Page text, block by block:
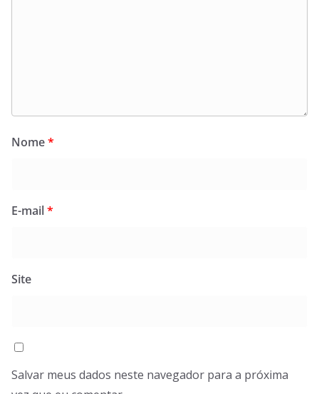
Nome*
E-mail*
Site
Salvar meus dados neste navegador para a próxima